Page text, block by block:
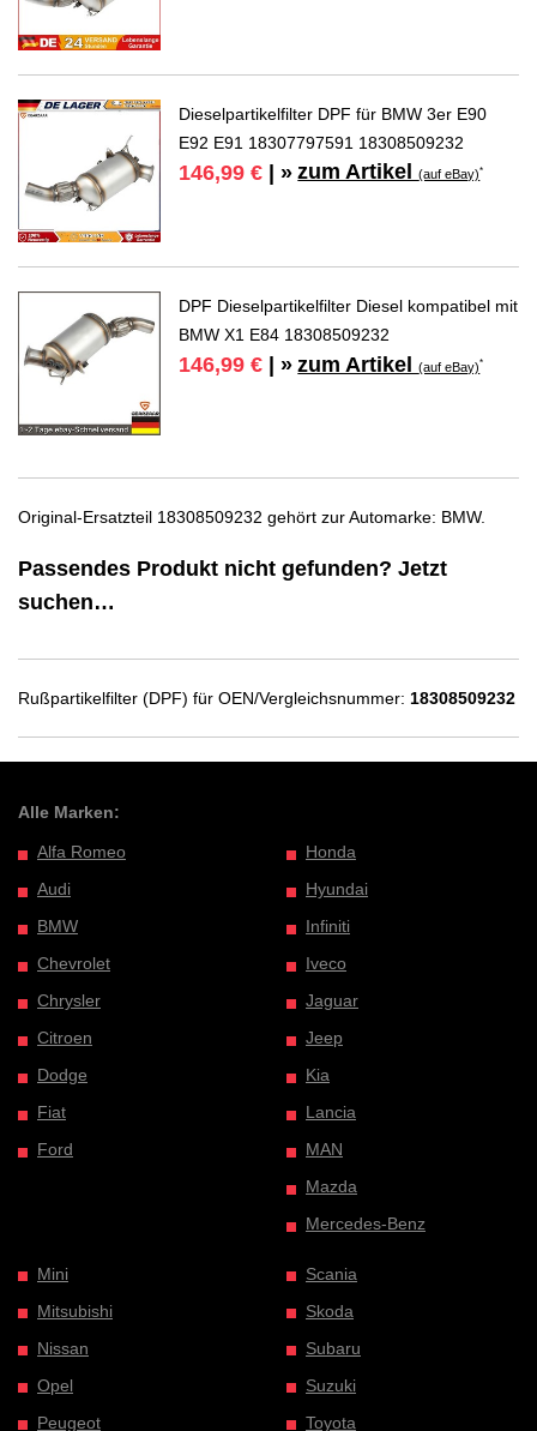
Dieselpartikelfilter DPF für BMW 3er E90
E92 E91 18307797591 18308509232
146,99 € | » zum Artikel(auf eBay)*
DPF Dieselpartikelfilter Diesel kompatibel mit
BMW X1 E84 18308509232
146,99 € | » zum Artikel(auf eBay)*
Original-Ersatzteil 18308509232 gehört zur Automarke: BMW.
Passendes Produkt nicht gefunden? Jetzt
suchen…
Rußpartikelfilter (DPF) für OEN/Vergleichsnummer: 18308509232
Alle Marken:
Alfa Romeo
Audi
BMW
Chevrolet
Chrysler
Citroen
Dodge
Fiat
Ford
Honda
Hyundai
Infiniti
Iveco
Jaguar
Jeep
Kia
Lancia
MAN
Mazda
Mercedes-Benz
Mini
Mitsubishi
Nissan
Opel
Peugeot
Scania
Skoda
Subaru
Suzuki
Toyota